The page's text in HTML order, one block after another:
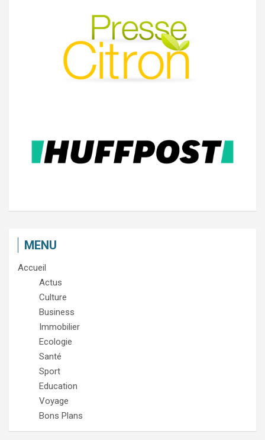
MENU
Accueil
Actus
Culture
Business
Immobilier
Ecologie
Santé
Sport
Education
Voyage
Bons Plans